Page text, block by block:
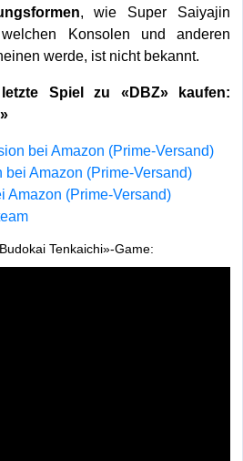
, wie Super Saiyajin
Konsolen und anderen
werde, ist nicht bekannt.
Spiel zu «DBZ» kaufen:
bei Amazon (Prime-Versand)
bei Amazon (Prime-Versand)
Amazon (Prime-Versand)
Tenkaichi»-Game: